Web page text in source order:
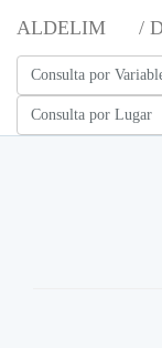
ALDELIM /
Consulta por
Consulta por Lugar